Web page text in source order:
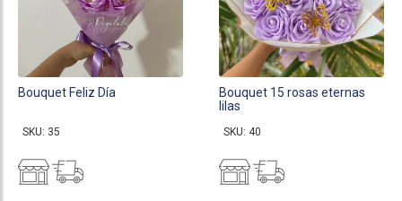
Bouquet Feliz Día
SKU: 35
Bouquet 15 rosas eternas
lilas
SKU: 40